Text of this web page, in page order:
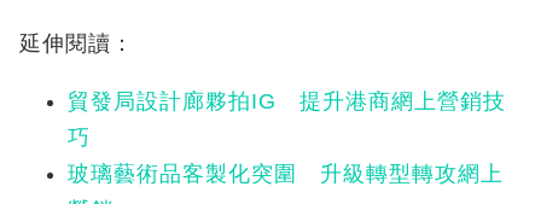
延伸閱讀：
貿發局設計廊夥拍IG 提升港商網上營銷技
巧
玻璃藝術品客製化突圍 升級轉型轉攻網上